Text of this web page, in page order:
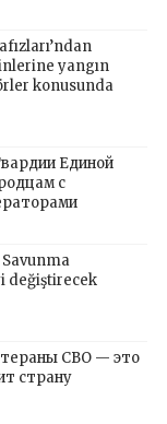
yangın
konusunda
Единой
с
değiştirecek
СВО — это
страну